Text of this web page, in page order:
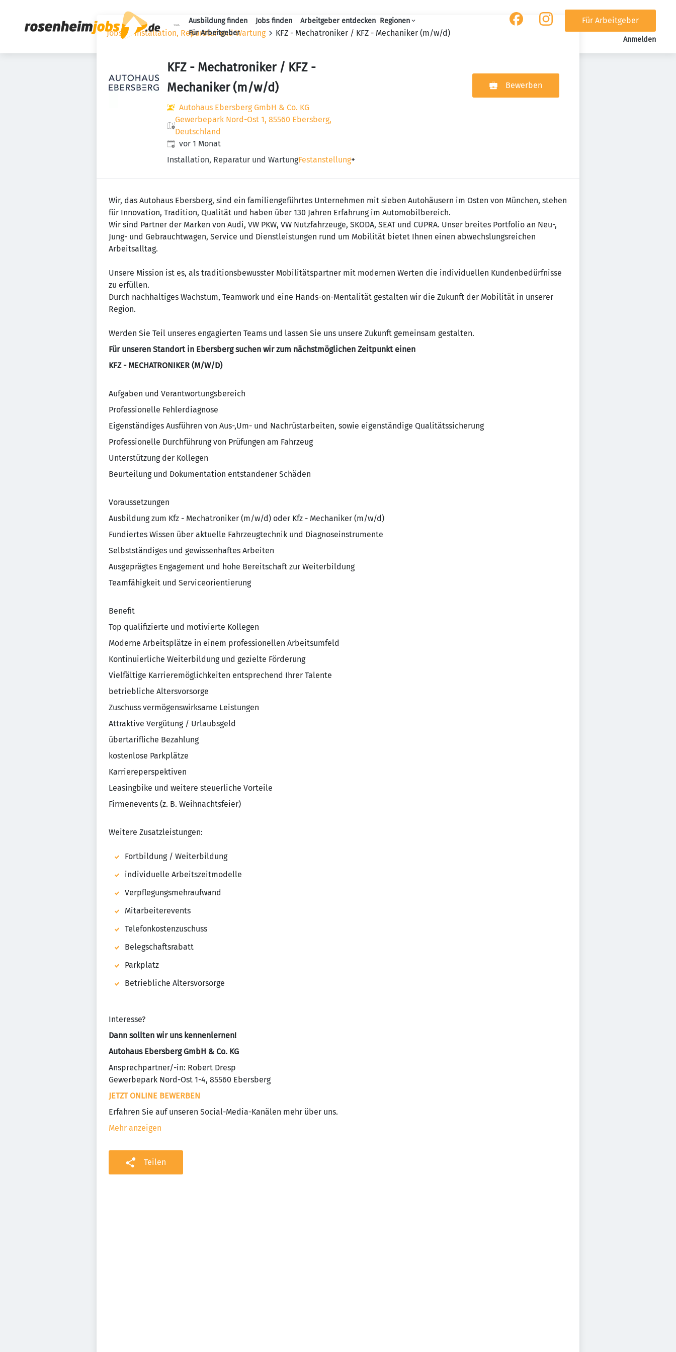
Haupt-Navigation
Ausbildung finden Jobs finden Arbeitgeber entdecken Regionen
Für Arbeitgeber
Für Arbeitgeber
Anmelden
Jobs Installation, Reparatur und Wartung KFZ - Mechatroniker / KFZ - Mechaniker (m/w/d)
KFZ - Mechatroniker / KFZ -
Mechaniker (m/w/d)
Autohaus Ebersberg GmbH & Co. KG
Gewerbepark Nord-Ost 1, 85560 Ebersberg,
Deutschland
Veröffentlicht:
vor 1 Monat
Installation, Reparatur und WartungFestanstellung+
Bewerben
Wir, das Autohaus Ebersberg, sind ein familiengeführtes Unternehmen mit sieben Autohäusern im Osten von München, stehen
für Innovation, Tradition, Qualität und haben über 130 Jahren Erfahrung im Automobilbereich.
Wir sind Partner der Marken von Audi, VW PKW, VW Nutzfahrzeuge, SKODA, SEAT und CUPRA. Unser breites Portfolio an Neu-,
Jung- und Gebrauchtwagen, Service und Dienstleistungen rund um Mobilität bietet Ihnen einen abwechslungsreichen
Arbeitsalltag.
Unsere Mission ist es, als traditionsbewusster Mobilitätspartner mit modernen Werten die individuellen Kundenbedürfnisse
zu erfüllen.
Durch nachhaltiges Wachstum, Teamwork und eine Hands-on-Mentalität gestalten wir die Zukunft der Mobilität in unserer
Region.
Werden Sie Teil unseres engagierten Teams und lassen Sie uns unsere Zukunft gemeinsam gestalten.
Für unseren Standort in Ebersberg suchen wir zum nächstmöglichen Zeitpunkt einen
KFZ - MECHATRONIKER (M/W/D)
Aufgaben und Verantwortungsbereich
Professionelle Fehlerdiagnose
Eigenständiges Ausführen von Aus-,Um- und Nachrüstarbeiten, sowie eigenständige Qualitätssicherung
Professionelle Durchführung von Prüfungen am Fahrzeug
Unterstützung der Kollegen
Beurteilung und Dokumentation entstandener Schäden
Voraussetzungen
Ausbildung zum Kfz - Mechatroniker (m/w/d) oder Kfz - Mechaniker (m/w/d)
Fundiertes Wissen über aktuelle Fahrzeugtechnik und Diagnoseinstrumente
Selbstständiges und gewissenhaftes Arbeiten
Ausgeprägtes Engagement und hohe Bereitschaft zur Weiterbildung
Teamfähigkeit und Serviceorientierung
Benefit
Top qualifizierte und motivierte Kollegen
Moderne Arbeitsplätze in einem professionellen Arbeitsumfeld
Kontinuierliche Weiterbildung und gezielte Förderung
Vielfältige Karrieremöglichkeiten entsprechend Ihrer Talente
betriebliche Altersvorsorge
Zuschuss vermögenswirksame Leistungen
Attraktive Vergütung / Urlaubsgeld
übertarifliche Bezahlung
kostenlose Parkplätze
Karriereperspektiven
Leasingbike und weitere steuerliche Vorteile
Firmenevents (z. B. Weihnachtsfeier)
Weitere Zusatzleistungen:
Fortbildung / Weiterbildung
individuelle Arbeitszeitmodelle
Verpflegungsmehraufwand
Mitarbeiterevents
Telefonkostenzuschuss
Belegschaftsrabatt
Parkplatz
Betriebliche Altersvorsorge
Interesse?
Dann sollten wir uns kennenlernen!
Autohaus Ebersberg GmbH & Co. KG
Ansprechpartner/-in: Robert Dresp
Gewerbepark Nord-Ost 1-4, 85560 Ebersberg
JETZT ONLINE BEWERBEN
Erfahren Sie auf unseren Social-Media-Kanälen mehr über uns.
Mehr anzeigen
Teilen